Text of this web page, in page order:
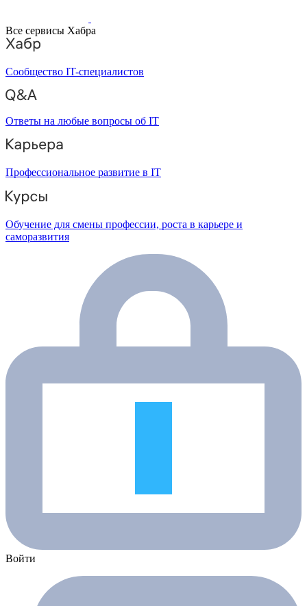
Все сервисы Хабра
Сообщество IT-специалистов
Ответы на любые вопросы об IT
Профессиональное развитие в IT
Обучение для смены профессии, роста в карьере и
саморазвития
Войти